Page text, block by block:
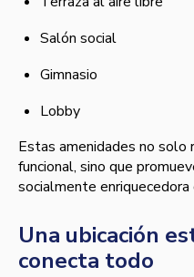
Salón social
Gimnasio
Lobby
Estas amenidades no solo
funcional, sino que
socialmente
Una ubicación
conecta todo